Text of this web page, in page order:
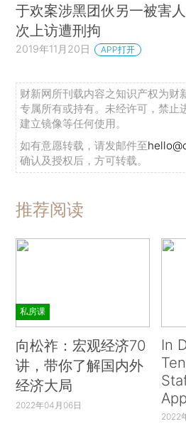
于欢案涉黑团伙另一被害
次上访遭刑拘
2019年11月20日 APP打开
财新网所刊载内容之知识产权为财
专属所有或持有。未经许可，禁止
建立镜像等任何使用。
如有意愿转载，请发邮件至
确认及授权后，方可转载。
推荐阅读
私房课
向松祚：宏观经济70
讲，带你了解国内外
经济大局
2022年04月06日
In
2022